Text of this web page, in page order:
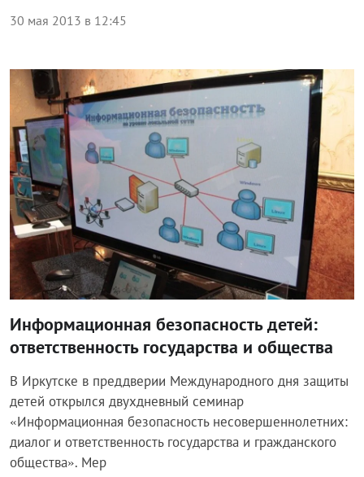
30 мая 2013 в 12:45
Общество
Информационная безопасность детей:
ответственность государства и общества
В Иркутске в преддверии Международного дня защиты
детей открылся двухдневный семинар
«Информационная безопасность несовершеннолетних:
диалог и ответственность государства и гражданского
общества». Мер